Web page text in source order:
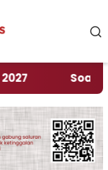
‎Soal